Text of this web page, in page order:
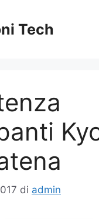
Tech
di admin